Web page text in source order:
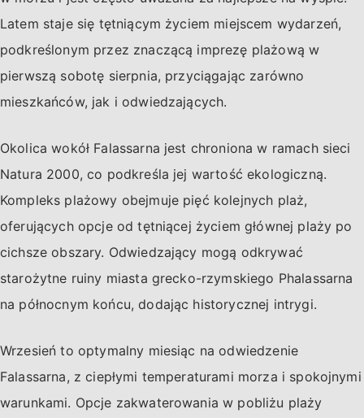
Latem staje się tętniącym życiem miejscem wydarzeń,
podkreślonym przez znaczącą imprezę plażową w
pierwszą sobotę sierpnia, przyciągając zarówno
mieszkańców, jak i odwiedzających.
Okolica wokół Falassarna jest chroniona w ramach sieci
Natura 2000, co podkreśla jej wartość ekologiczną.
Kompleks plażowy obejmuje pięć kolejnych plaż,
oferujących opcje od tętniącej życiem głównej plaży po
cichsze obszary. Odwiedzający mogą odkrywać
starożytne ruiny miasta grecko-rzymskiego Phalassarna
na północnym końcu, dodając historycznej intrygi.
Wrzesień to optymalny miesiąc na odwiedzenie
Falassarna, z ciepłymi temperaturami morza i spokojnymi
warunkami. Opcje zakwaterowania w pobliżu plaży